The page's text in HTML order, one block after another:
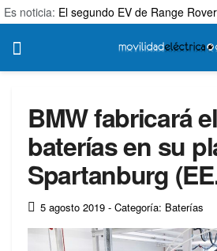
Es noticia: El segundo EV de Range Rover
BMW fabricará
baterías en su
Spartanburg
5 agosto 2019 - Categoría: Baterías